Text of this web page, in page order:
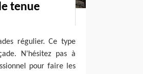
tenue
régulier. Ce type
N’hésitez pas à
pour faire les